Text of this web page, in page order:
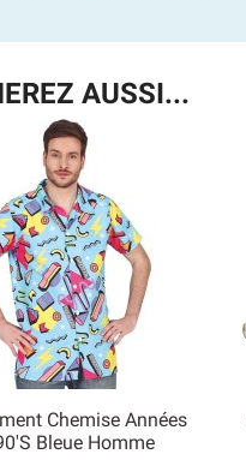
AUSSI...
Chemise Années
Bleue Homme
Aperçu rapide